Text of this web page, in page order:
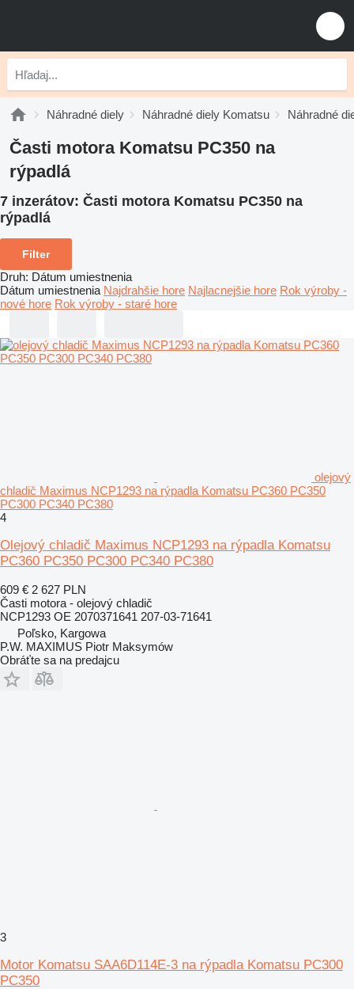
Náhradné diely Náhradné diely Komatsu Náhradné
Časti motora Komatsu PC350 na
rýpadlá
7 inzerátov: Časti motora Komatsu PC350 na
rýpadlá
Filter
Druh: Dátum umiestnenia
Dátum umiestnenia Najdrahšie hore Najlacnejšie hore Rok výroby -
nové hore Rok výroby - staré hore
olejový
chladič Maximus NCP1293 na rýpadla Komatsu PC360 PC350
PC300 PC340 PC380
4
Olejový chladič Maximus NCP1293 na rýpadla Komatsu
PC360 PC350 PC300 PC340 PC380
609 € 2 627 PLN
Časti motora - olejový chladič
NCP1293 OE 2070371641 207-03-71641
Poľsko, Kargowa
P.W. MAXIMUS Piotr Maksymów
Obráťte sa na predajcu
3
Motor Komatsu SAA6D114E-3 na rýpadla Komatsu PC300
PC350